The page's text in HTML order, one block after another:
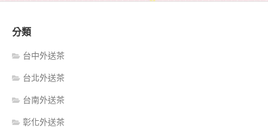
分類
台中外送茶
台北外送茶
台南外送茶
彰化外送茶